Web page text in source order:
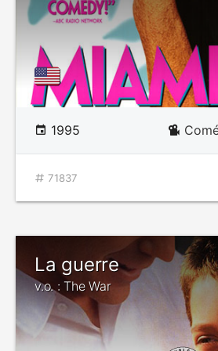
1995
71837
La guerre
v.o. : The War